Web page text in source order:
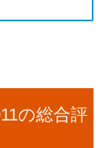
の総合評